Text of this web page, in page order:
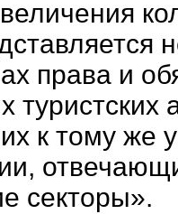
права и
туристских
к тому же
секторы».